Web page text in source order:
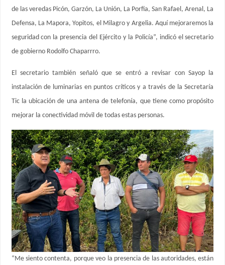
de las veredas Picón, Garzón, La Unión, La Porfia, San Rafael, Arenal, La
Defensa, La Mapora, Yopitos, el Milagro y Argelia. Aquí mejoraremos la
seguridad con la presencia del Ejército y la Policía”, indicó el secretario
de gobierno Rodolfo Chaparrro.
El secretario también señaló que se entró a revisar con Sayop la
instalación de luminarias en puntos críticos y a través de la Secretaría
Tic la ubicación de una antena de telefonía, que tiene como propósito
mejorar la conectividad móvil de todas estas personas.
“Me siento contenta, porque veo la presencia de las autoridades, están